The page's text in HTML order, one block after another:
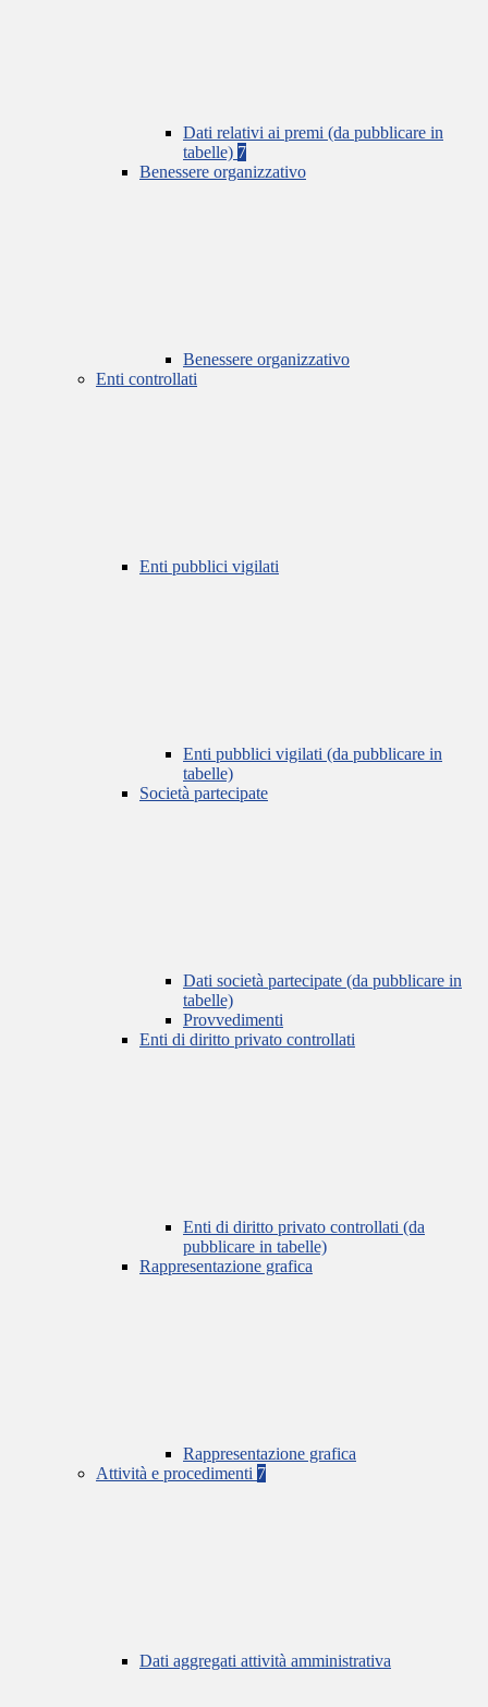
Dati relativi ai premi (da pubblicare in
tabelle) 7
Benessere organizzativo
Benessere organizzativo
Enti controllati
Enti pubblici vigilati
Enti pubblici vigilati (da pubblicare in
tabelle)
Società partecipate
Dati società partecipate (da pubblicare in
tabelle)
Provvedimenti
Enti di diritto privato controllati
Enti di diritto privato controllati (da
pubblicare in tabelle)
Rappresentazione grafica
Rappresentazione grafica
Attività e procedimenti 7
Dati aggregati attività amministrativa